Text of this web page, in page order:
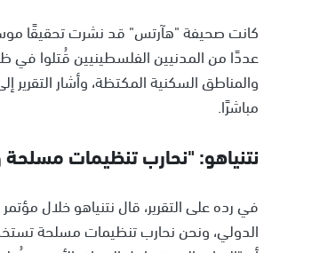
كانت صحيفة "هآرتس" قد نشرت تحقيقًا
عددًا من المدنيين الفلسطينيين قُتلوا في
والمناطق السكنية المكتظة، وأشار
مباشرًا.
نتنياهو: "نحارب تنظيمات
في رده على التقرير، قال نتنياهو خلال
الدولي، ونحن نحارب تنظيمات مسلحة